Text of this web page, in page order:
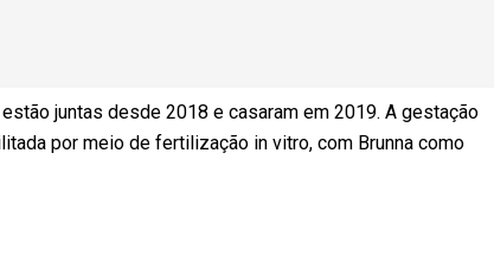
juntas desde 2018 e casaram em 2019. A gestação
por meio de fertilização in vitro, com Brunna como